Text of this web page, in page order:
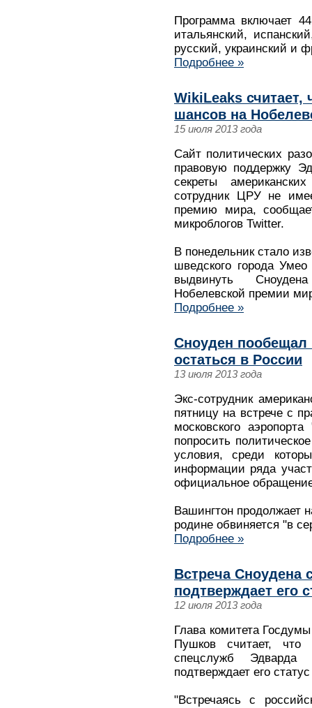
Программа включает
итальянский,
русский, украинский и
Подробнее »
WikiLeaks считает,
шансов на
15 июля 2013 года
Сайт политических
правовую поддержку
секреты
сотрудник ЦРУ не
премию мира,
микроблогов Twitter.
В понедельник стало
шведского города
выдвинуть
Нобелевской премии
Подробнее »
Сноуден
остаться в России
13 июля 2013 года
Экс-сотрудник
пятницу на встрече с
московского
попросить
условия, среди
информации ряда
официальное
Вашингтон продолжает
родине обвиняется "в
Подробнее »
Встреча Сноудена
подтверждает его
12 июля 2013 года
Глава комитета
Пушков считает, что
спецслужб Эдварда
подтверждает его
"Встречаясь с